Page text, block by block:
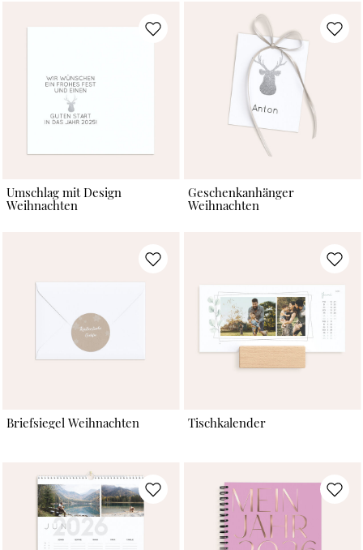
Umschlag mit Design
Weihnachten
Geschenkanhänger
Weihnachten
Briefsiegel Weihnachten Tischkalender